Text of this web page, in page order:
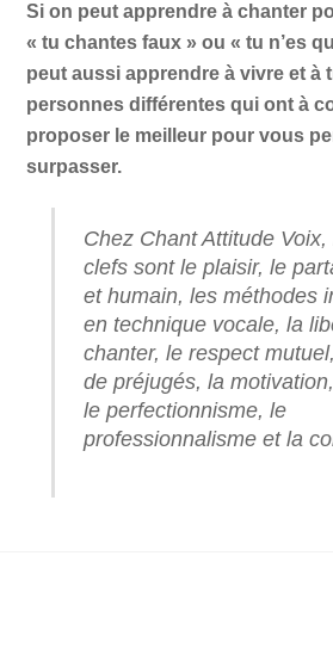
Si on peut apprendre à chanter
« tu chantes faux » ou « tu n’es
peut aussi apprendre à vivre et à
personnes différentes qui ont à
proposer le meilleur pour vous
surpasser.
Chez Chant Attitude
clefs sont le plaisir, le
et humain, les méthodes
en technique vocale, la
chanter, le respect
de préjugés, la
le perfectionnisme, le
professionnalisme et la